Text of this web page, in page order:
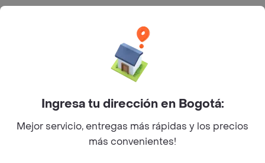
Facebook
Twitter
Instagram
©2026Rappi Inc. All rights reserved.
Ingresa tu dirección en Bogotá:
Mejor servicio, entregas más rápidas y los precios
más convenientes!